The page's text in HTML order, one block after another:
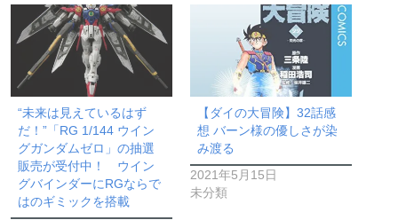
“未来は見えているはず
だ！”「RG 1/144 ウイン
グガンダムゼロ」の抽選
販売が受付中！ ウイン
グバインダーにRGならで
はのギミックを搭載
【ダイの大冒険】32話感
想 バーン様の優しさが染
み渡る
2021年5月15日
未分類